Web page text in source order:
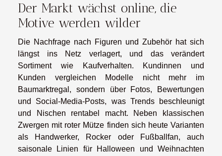
Der Markt wächst online, die
Motive werden wilder
Die Nachfrage nach Figuren und Zubehör hat sich
längst ins Netz verlagert, und das verändert
Sortiment wie Kaufverhalten. Kundinnen und
Kunden vergleichen Modelle nicht mehr im
Baumarktregal, sondern über Fotos, Bewertungen
und Social-Media-Posts, was Trends beschleunigt
und Nischen rentabel macht. Neben klassischen
Zwergen mit roter Mütze finden sich heute Varianten
als Handwerker, Rocker oder Fußballfan, auch
saisonale Linien für Halloween und Weihnachten